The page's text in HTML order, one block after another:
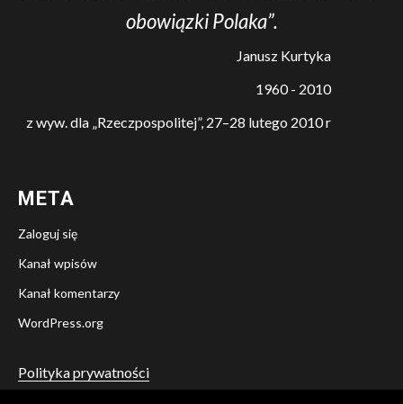
obowiązki Polaka”.
Janusz Kurtyka
1960 - 2010
z wyw. dla „Rzeczpospolitej”, 27–28 lutego 2010 r
META
Zaloguj się
Kanał wpisów
Kanał komentarzy
WordPress.org
Polityka prywatności